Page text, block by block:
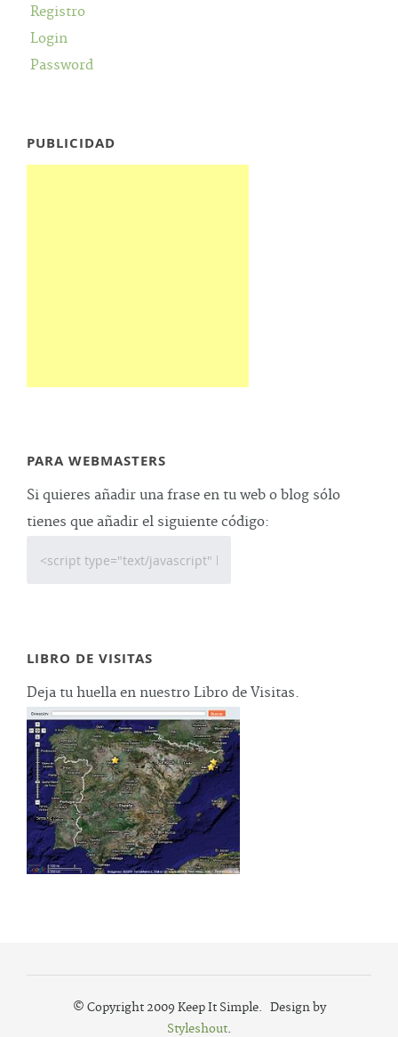
Registro
Login
Password
PUBLICIDAD
PARA WEBMASTERS
Si quieres añadir una frase en tu web o blog sólo
tienes que añadir el siguiente código:
LIBRO DE VISITAS
Deja tu huella en nuestro Libro de Visitas.
© Copyright 2009 Keep It Simple. Design by
Styleshout.